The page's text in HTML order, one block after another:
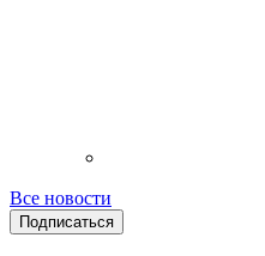
Все новости
Подписаться